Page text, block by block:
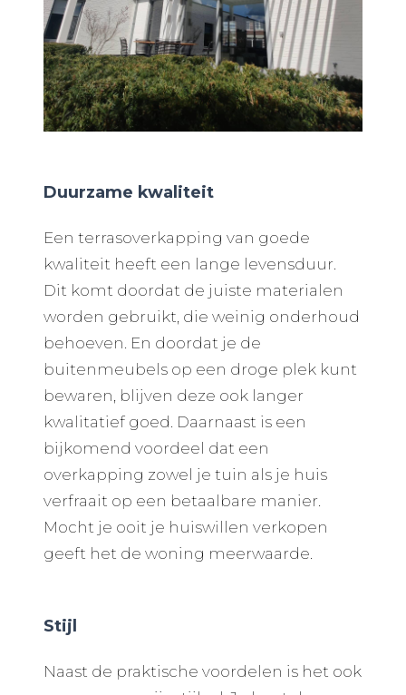
Duurzame kwaliteit
Een terrasoverkapping van goede
kwaliteit heeft een lange levensduur.
Dit komt doordat de juiste materialen
worden gebruikt, die weinig onderhoud
behoeven. En doordat je de
buitenmeubels op een droge plek kunt
bewaren, blijven deze ook langer
kwalitatief goed. Daarnaast is een
bijkomend voordeel dat een
overkapping zowel je tuin als je huis
verfraait op een betaalbare manier.
Mocht je ooit je huiswillen verkopen
geeft het de woning meerwaarde.
Stijl
Naast de praktische voordelen is het ook